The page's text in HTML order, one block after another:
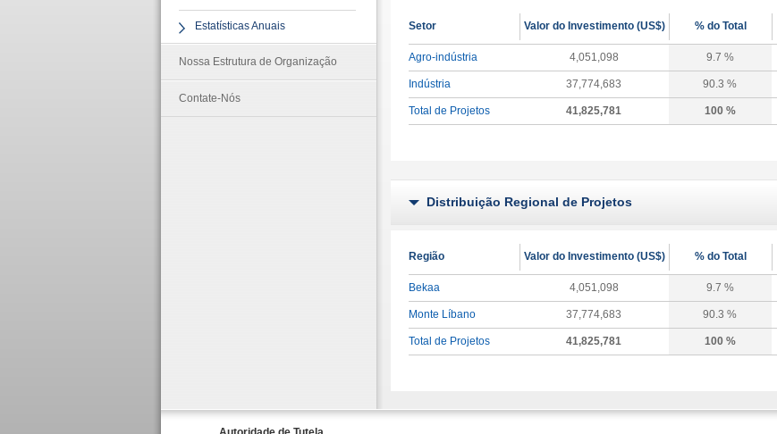
Estatísticas Anuais
Nossa Estrutura de Organização
Contate-Nós
Setor Valor do Investimento (US$) % do Total
Agro-indústria 4,051,098 9.7 %
Indústria 37,774,683 90.3 %
Total de Projetos 41,825,781 100 %
Distribuição Regional de Projetos
Região Valor do Investimento (US$) % do Total
Bekaa 4,051,098 9.7 %
Monte Líbano 37,774,683 90.3 %
Total de Projetos 41,825,781 100 %